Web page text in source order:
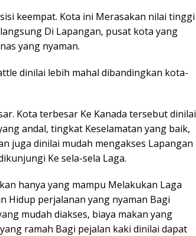
keempat. Kota ini Merasakan nilai tinggi
Di Lapangan, pusat kota yang
yang nyaman.
dinilai lebih mahal dibandingkan kota-
Kota terbesar Ke Kanada tersebut dinilai
andal, tingkat Keselamatan yang baik,
juga dinilai mudah mengakses Lapangan
Ke sela-sela Laga.
hanya yang mampu Melakukan Laga
Hidup perjalanan yang nyaman Bagi
mudah diakses, biaya makan yang
ramah Bagi pejalan kaki dinilai dapat